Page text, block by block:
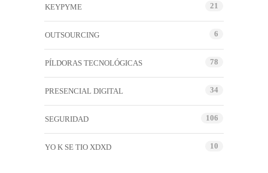
KEYPYME 21
OUTSOURCING 6
PÍLDORAS TECNOLÓGICAS 78
PRESENCIAL DIGITAL 34
SEGURIDAD 106
YO K SE TIO XDXD 10